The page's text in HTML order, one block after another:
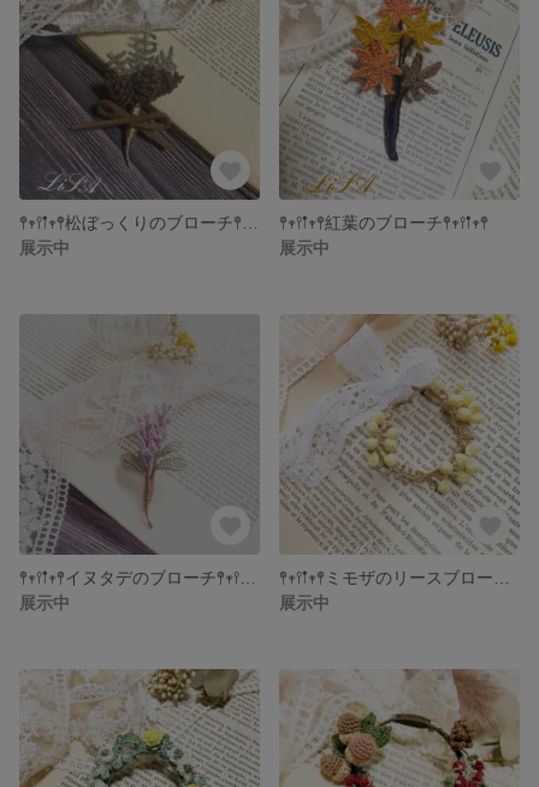
展示中
𖤣𖥧𖥣𖡡𖥧𖤣紅葉のブローチ𖤣𖥧𖥣𖡡𖥧𖤣
展示中
展示中
展示中